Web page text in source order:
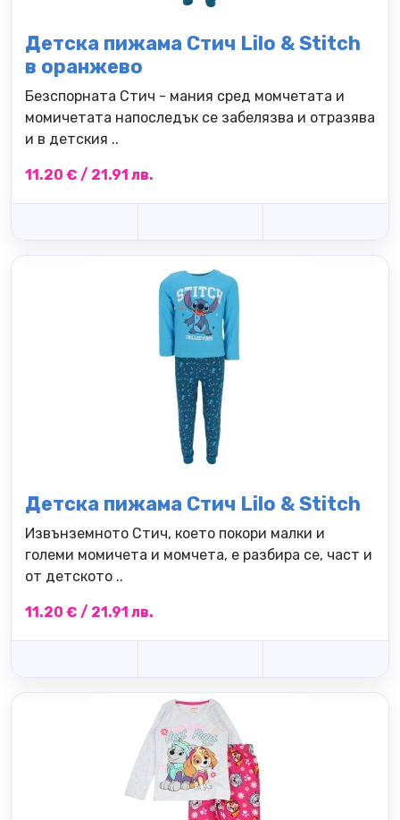
Детска пижама Стич Lilo & Stitch
в оранжево
Безспорната Стич - мания сред момчетата и
момичетата напоследък се забелязва и отразява
и в детския ..
11.20 € / 21.91 лв.
Детска пижама Стич Lilo & Stitch
Извънземното Стич, което покори малки и
големи момичета и момчета, е разбира се, част и
от детското ..
11.20 € / 21.91 лв.